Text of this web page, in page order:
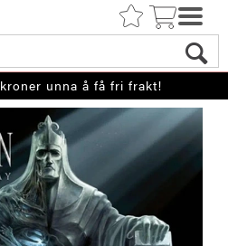
kroner unna å få fri frakt!